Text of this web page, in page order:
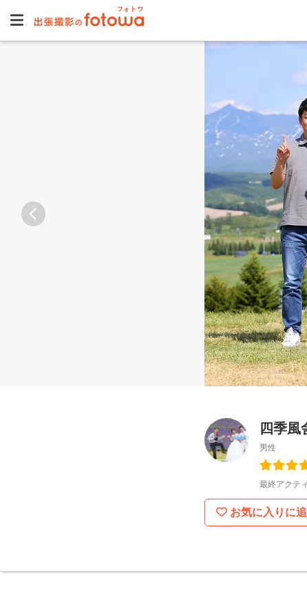
四季風
男性
最終アクテ
お気に入りに